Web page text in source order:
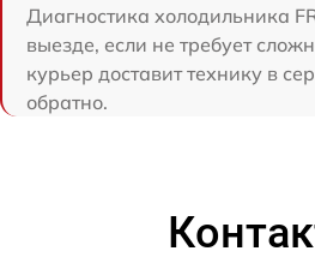
Диагностика холодильника
выезде, если не требует
курьер доставит технику в
обратно.